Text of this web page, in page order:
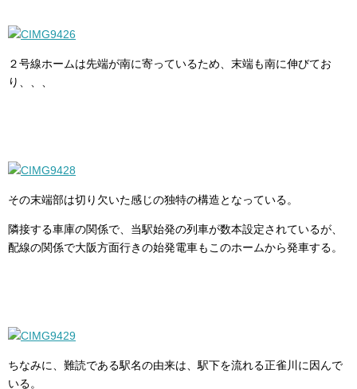
２号線ホームは先端が南に寄っているため、末端も南に伸びてお
り、、、
その末端部は切り欠いた感じの独特の構造となっている。
隣接する車庫の関係で、当駅始発の列車が数本設定されているが、
配線の関係で大阪方面行きの始発電車もこのホームから発車する。
ちなみに、難読である駅名の由来は、駅下を流れる正雀川に因んで
いる。